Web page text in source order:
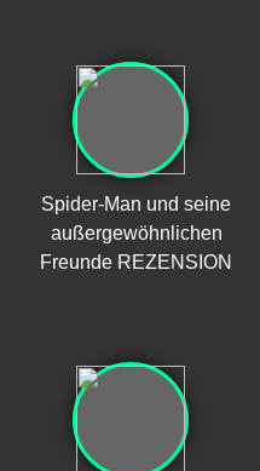
Spider-Man und seine
außergewöhnlichen
Freunde REZENSION